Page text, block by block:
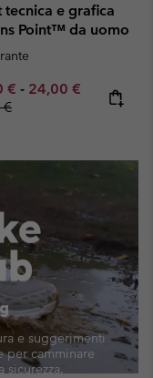
tecnica e grafica
Point™ da uomo
sale price:
€ - Maximum sale
24,00 € Regular
€
e suggerimenti
per camminare